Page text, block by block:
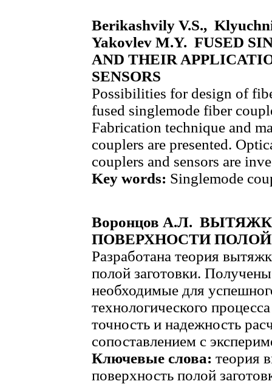
Berikashvily V.S.,
Yakovlev M.Y. FUSED
AND THEIR
SENSORS
Possibilities for design of
fused singlemode fiber
Fabrication technique and
couplers are presented.
couplers and sensors are
Key words: Singlemode
Воронцов А.Л.
ПОВЕРХНОСТИ
Разработана теория
полой заготовки.
необходимые для
технологического
точность и надежность
сопоставлением с
Ключевые слова: теория
поверхность полой